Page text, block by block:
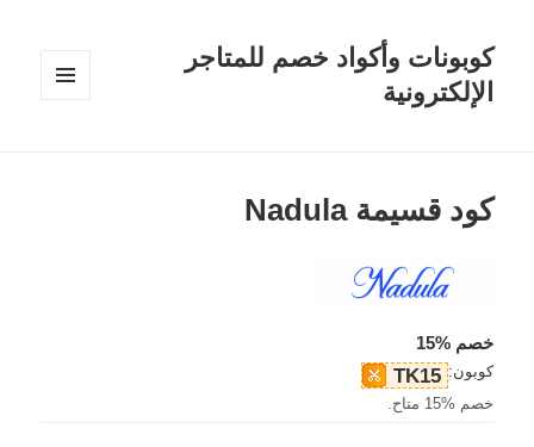
كوبونات وأكواد خصم للمتاجر
الإلكترونية
كود قسيمة Nadula
خصم %15
كوبون: TK15
خصم %15 متاح.